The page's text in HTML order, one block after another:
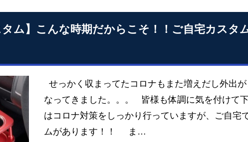
タム】こんな時期だからこそ！！ご自宅カスタ
せっかく収まってたコロナもまた増えだし外出が
なってきました。。。 皆様も体調に気を付けて
はコロナ対策をしっかり行っていますが、ご自宅
ムがあります！！ ま…